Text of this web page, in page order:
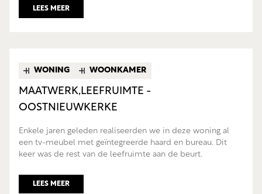
LEES MEER
WONING WOONKAMER
MAATWERK,LEEFRUIMTE -
OOSTNIEUWKERKE
Enkele jaren geleden realiseerden we in deze woning al
een tv-meubel met geïntegreerde haard en bureau. Dit
keer was de rest van de leefruimte aan de beurt.
LEES MEER